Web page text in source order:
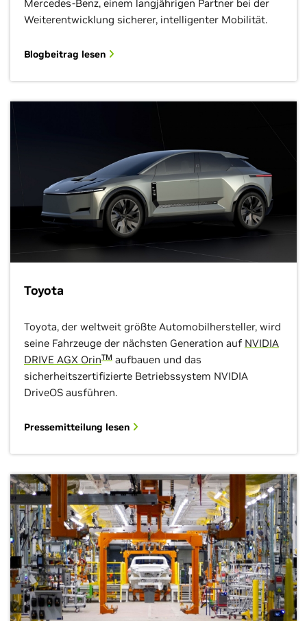
Mercedes-Benz, einem langjährigen Partner bei der
Weiterentwicklung sicherer, intelligenter Mobilität.
Blogbeitrag lesen
Toyota
Toyota, der weltweit größte Automobilhersteller, wird
seine Fahrzeuge der nächsten Generation auf NVIDIA
DRIVE AGX OrinTM aufbauen und das
sicherheitszertifizierte Betriebssystem NVIDIA
DriveOS ausführen.
Pressemitteilung lesen